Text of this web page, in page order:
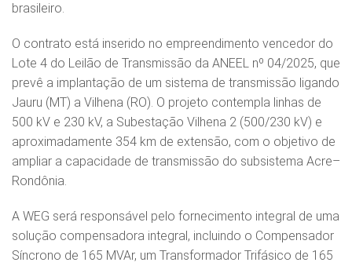
brasileiro.
O contrato está inserido no empreendimento vencedor do
Lote 4 do Leilão de Transmissão da ANEEL nº 04/2025, que
prevê a implantação de um sistema de transmissão ligando
Jauru (MT) a Vilhena (RO). O projeto contempla linhas de
500 kV e 230 kV, a Subestação Vilhena 2 (500/230 kV) e
aproximadamente 354 km de extensão, com o objetivo de
ampliar a capacidade de transmissão do subsistema Acre–
Rondônia.
A WEG será responsável pelo fornecimento integral de uma
solução compensadora integral, incluindo o Compensador
Síncrono de 165 MVAr, um Transformador Trifásico de 165